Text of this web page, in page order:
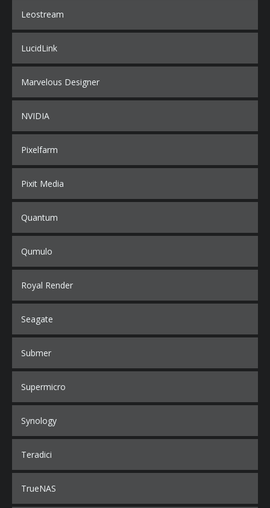
Leostream
LucidLink
Marvelous Designer
NVIDIA
Pixelfarm
Pixit Media
Quantum
Qumulo
Royal Render
Seagate
Submer
Supermicro
Synology
Teradici
TrueNAS